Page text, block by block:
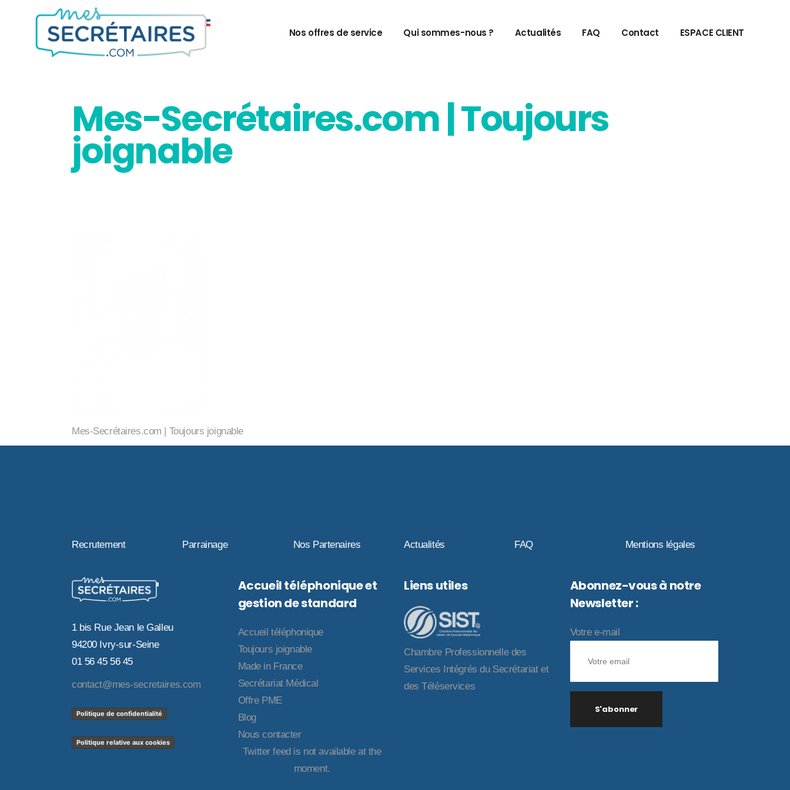
Nos offres de service Qui sommes-nous ? Actualités FAQ Contact ESPACE CLIENT
Mes-Secrétaires.com | Toujours
joignable
Mes-Secrétaires.com | Toujours joignable
Recrutement Parrainage Nos Partenaires Actualités FAQ Mentions légales
1 bis Rue Jean le Galleu
94200 Ivry-sur-Seine
01 56 45 56 45
contact@mes-secretaires.com
Politique de confidentialité
Politique relative aux cookies
Accueil téléphonique et
gestion de standard
Accueil téléphonique
Toujours joignable
Made in France
Secrétariat Médical
Offre PME
Blog
Nous contacter
Twitter feed is not available at the
moment.
Liens utiles
Chambre Professionnelle des
Services Intégrés du Secrétariat et
des Téléservices
Abonnez-vous à notre
Newsletter :
Votre e-mail